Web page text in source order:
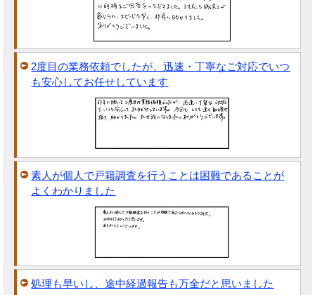
2度目の業務依頼でしたが、迅速・丁寧なご対応でいつ
も安心してお任せしています
素人が個人で戸籍調査を行うことは困難であることが
よくわかりました
処理も早いし、途中経過報告も万全だと思いました